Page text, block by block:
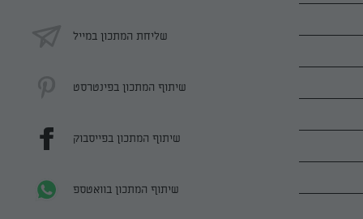
שליחת המתכון במייל
שיתוף המתכון בפינטרסט
שיתוף המתכון בפייסבוק
שיתוף המתכון בוואטספ